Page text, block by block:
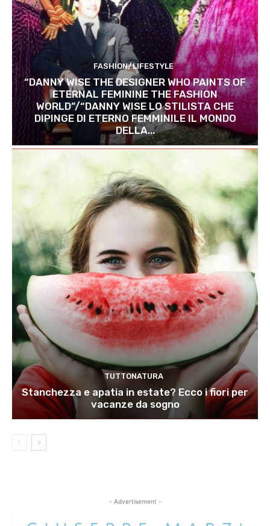
FASHION/LIFESTYLE
“DANNY WISE THE DESIGNER WHO PAINTS OF
ETERNAL FEMININE THE FASHION
WORLD”/“DANNY WISE LO STILISTA CHE
DIPINGE DI ETERNO FEMMINILE IL MONDO
DELLA...
TUTTONATURA
Stanchezza e apatia in estate? Ecco i fiori per
vacanze da sogno
- Advertisement -